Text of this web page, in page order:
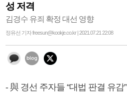
성 저격
김경수 유죄 확정 대선 영향
정유선 기자 freesun@kookje.co.kr | 2021.07.21 22:08
- 與 경선 주자들 “대법 판결 유감”